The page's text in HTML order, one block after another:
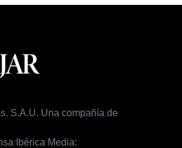
S.A.U. Una compañía de
Ibérica Media: